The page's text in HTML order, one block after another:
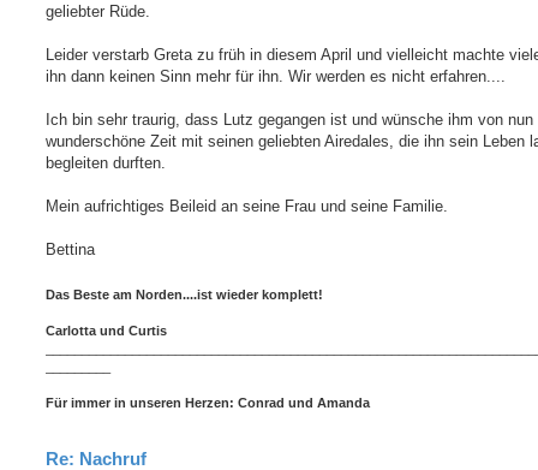
geliebter Rüde.
Leider verstarb Greta zu früh in diesem April und vielleicht machte
ihn dann keinen Sinn mehr für ihn. Wir werden es nicht erfahren....
Ich bin sehr traurig, dass Lutz gegangen ist und wünsche ihm von nun
wunderschöne Zeit mit seinen geliebten Airedales, die ihn sein Leben
begleiten durften.
Mein aufrichtiges Beileid an seine Frau und seine Familie.
Bettina
Das Beste am Norden....ist wieder komplett!
Carlotta und Curtis
Für immer in unseren Herzen: Conrad und Amanda
Re: Nachruf